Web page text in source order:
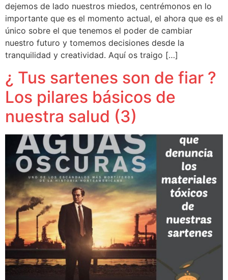
dejemos de lado nuestros miedos, centrémonos en lo
importante que es el momento actual, el ahora que es el
único sobre el que tenemos el poder de cambiar
nuestro futuro y tomemos decisiones desde la
tranquilidad y creatividad. Aquí os traigo […]
¿ Tus sartenes son de fiar ?
Los pilares básicos de
nuestra salud (3)